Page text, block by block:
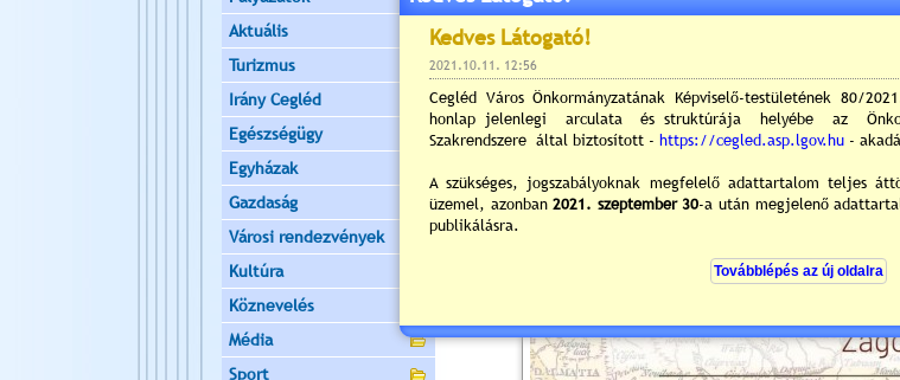
Aktuális
Turizmus
Irány Cegléd
Egészségügy
Egyházak
Gazdaság
Városi rendezvények
Kultúra
Köznevelés
Média
Sport